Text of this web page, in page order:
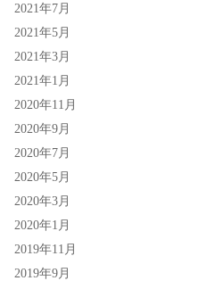
2021年7月
2021年5月
2021年3月
2021年1月
2020年11月
2020年9月
2020年7月
2020年5月
2020年3月
2020年1月
2019年11月
2019年9月